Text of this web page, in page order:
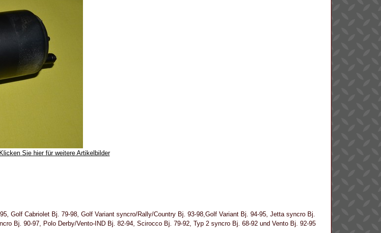
Klicken Sie hier für weitere Artikelbilder
Golf Cabriolet Bj. 79-98, Golf Variant syncro/Rally/Country Bj. 93-98,Golf Variant Bj. 94-95, Jetta syncro Bj.
Bj. 90-97, Polo Derby/Vento-IND Bj. 82-94, Scirocco Bj. 79-92, Typ 2 syncro Bj. 68-92 und Vento Bj. 92-95